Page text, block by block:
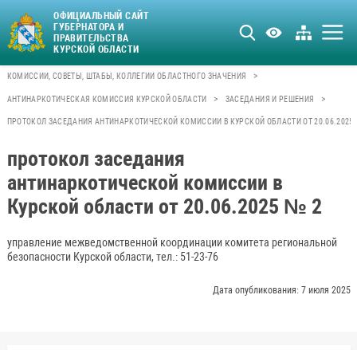
ОФИЦИАЛЬНЫЙ САЙТ
ГУБЕРНАТОРА И
ПРАВИТЕЛЬСТВА
КУРСКОЙ ОБЛАСТИ
КОМИССИИ, СОВЕТЫ, ШТАБЫ, КОЛЛЕГИИ ОБЛАСТНОГО ЗНАЧЕНИЯ >
АНТИНАРКОТИЧЕСКАЯ КОМИССИЯ КУРСКОЙ ОБЛАСТИ > ЗАСЕДАНИЯ И РЕШЕНИЯ >
ПРОТОКОЛ ЗАСЕДАНИЯ АНТИНАРКОТИЧЕСКОЙ КОМИССИИ В КУРСКОЙ ОБЛАСТИ ОТ
протокол заседания
антинаркотической комиссии в
Курской области от 20.06.2025 № 2
управление межведомственной координации комитета региональной
безопасности Курской области, тел.: 51-23-76
Дата опубликования: 7 июля 2025